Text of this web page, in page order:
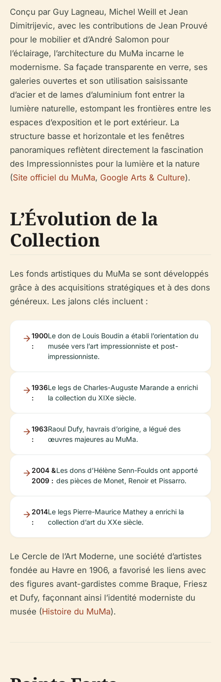
Conçu par Guy Lagneau, Michel Weill et Jean
Dimitrijevic, avec les contributions de Jean Prouvé
pour le mobilier et d’André Salomon pour
l’éclairage, l’architecture du MuMa incarne le
modernisme. Sa façade transparente en verre, ses
galeries ouvertes et son utilisation saisissante
d’acier et de lames d’aluminium font entrer la
lumière naturelle, estompant les frontières entre les
espaces d’exposition et le port extérieur. La
structure basse et horizontale et les fenêtres
panoramiques reflètent directement la fascination
des Impressionnistes pour la lumière et la nature
(Site officiel du MuMa, Google Arts & Culture).
L’Évolution de la
Collection
Les fonds artistiques du MuMa se sont développés
grâce à des acquisitions stratégiques et à des dons
généreux. Les jalons clés incluent :
1900
:
Le don de Louis Boudin a établi l’orientation du
musée vers l’art impressionniste et post-
impressionniste.
1936
:
Le legs de Charles-Auguste Marande a enrichi
la collection du XIXe siècle.
1963
:
Raoul Dufy, havrais d’origine, a légué des
œuvres majeures au MuMa.
2004 &
2009 :
Les dons d’Hélène Senn-Foulds ont apporté
des pièces de Monet, Renoir et Pissarro.
2014
:
Le legs Pierre-Maurice Mathey a enrichi la
collection d’art du XXe siècle.
Le Cercle de l’Art Moderne, une société d’artistes
fondée au Havre en 1906, a favorisé les liens avec
des figures avant-gardistes comme Braque, Friesz
et Dufy, façonnant ainsi l’identité moderniste du
musée (Histoire du MuMa).